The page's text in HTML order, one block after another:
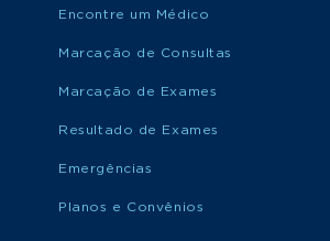
Encontre um Médico
Marcação de Consultas
Marcação de Exames
Resultado de Exames
Emergências
Planos e Convênios